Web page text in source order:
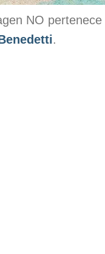
NO pertenece
.